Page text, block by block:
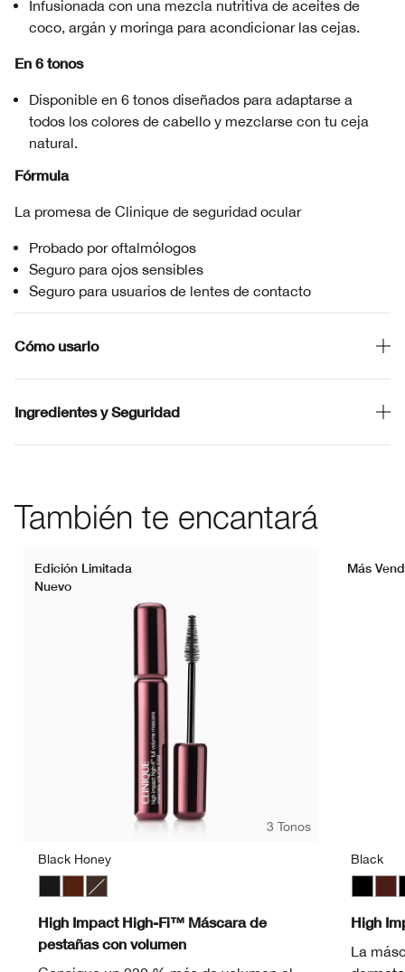
Infusionada con una mezcla nutritiva de aceites de
coco, argán y moringa para acondicionar las cejas.
En 6 tonos
Disponible en 6 tonos diseñados para adaptarse a
todos los colores de cabello y mezclarse con tu ceja
natural.
Fórmula
La promesa de Clinique de seguridad ocular
Probado por oftalmólogos
Seguro para ojos sensibles
Seguro para usuarios de lentes de contacto
Cómo usarlo
Ingredientes y Seguridad
También te encantará
Edición Limitada
Nuevo
3 Tonos
Black Honey
High Impact High-Fi™ Máscara de
pestañas con volumen
Más
Black
High
La